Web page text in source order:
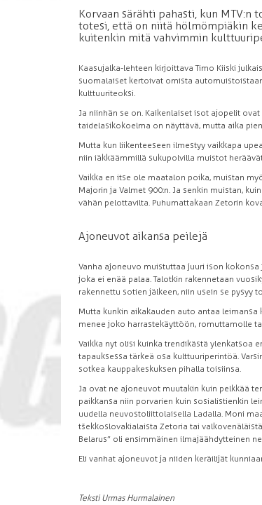
Korvaan särähti pahasti, kun
totesi, että on niitä hölmömpiäkin
kuitenkin mitä vahvimmin
Kaasujalka-lehteen kirjoittava Timo Kiiski
suomalaiset kertoivat omista
kulttuuriteoksi.
Ja niinhän se on. Kaikenlaiset isot ajopelit
taidelasikokoelma on näyttävä, mutta aika
Mutta kun liikenteeseen ilmestyy vaikkapa
niin iäkkäämmillä sukupolvilla muistot
Vaikka en itse ole maatalon poika, muistan
Majorin ja Valmet 900:n. Ja senkin muistan,
vähän pelottavilta. Puhumattakaan Zetorin
Ajoneuvot aikansa peilejä
Vanha ajoneuvo muistuttaa juuri ison
joka ei enää palaa. Talotkin rakennetaan
rakennettu sotien jälkeen, niin usein se pysyy
Mutta kunkin aikakauden auto antaa
menee joko harrastekäyttöön, romuttamolle
Vaikka nyt olisi kuinka trendikästä ylenkatsoa
tapauksessa tärkeä osa kulttuuriperintöä.
sotkea kauppakeskuksen pihalla toisiinsa.
Ja ovat ne ajoneuvot muutakin kuin pelkkää
paikkansa niin porvarien kuin sosialistienkin
uudella neuvostoliittolaisella Ladalla. Moni
tšekkoslovakialaista Zetoria tai
Belarus” oli ensimmäinen ilmajäähdytteinen
Eli vanhat ajoneuvot ja niiden keräilijät
Teksti Urmas Hurmalainen